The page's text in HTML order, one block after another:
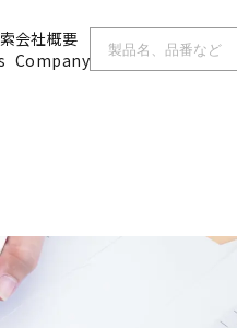
会社概要
Company